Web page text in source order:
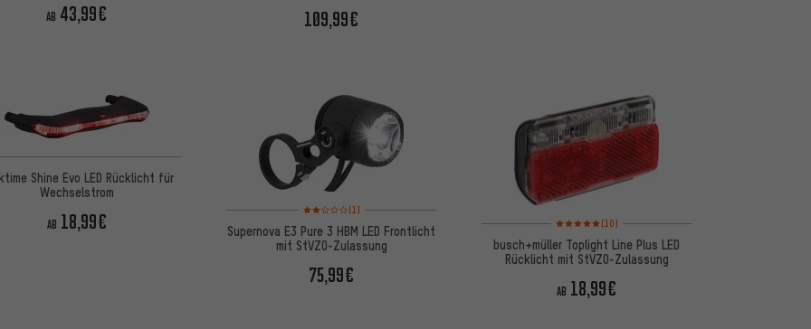
AB 43,99€ 109,99€
Shine Evo LED Rücklicht für
Wechselstrom
AB 18,99€
Bewertungen: 2 von 5 basierend auf 1 Bewertungen
(1)
Supernova E3 Pure 3 HBM LED Frontlicht
mit StVZO-Zulassung
75,99€
Bewertungen: 5 von 5 basierend auf 10 Bewertungen
(10)
busch+müller Toplight Line Plus LED
Rücklicht mit StVZO-Zulassung
AB 18,99€